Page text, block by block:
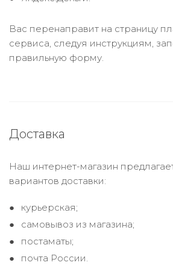
Вас перенаправит на страницу
сервиса, следуя инструкциям,
правильную форму.
Доставка
Наш интернет-магазин
вариантов доставки:
курьерская;
самовывоз из магазина;
постаматы;
почта России.